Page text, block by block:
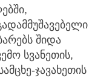
შიდა
სვანეთის,
ჯავახეთის